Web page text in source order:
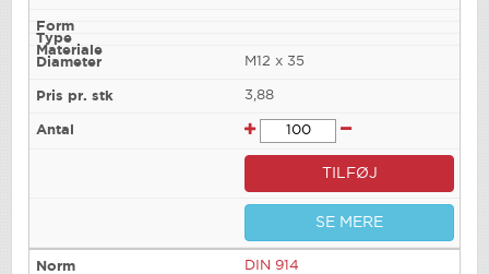
M12 x 35
3,88
TILFØJ
SE MERE
DIN 914